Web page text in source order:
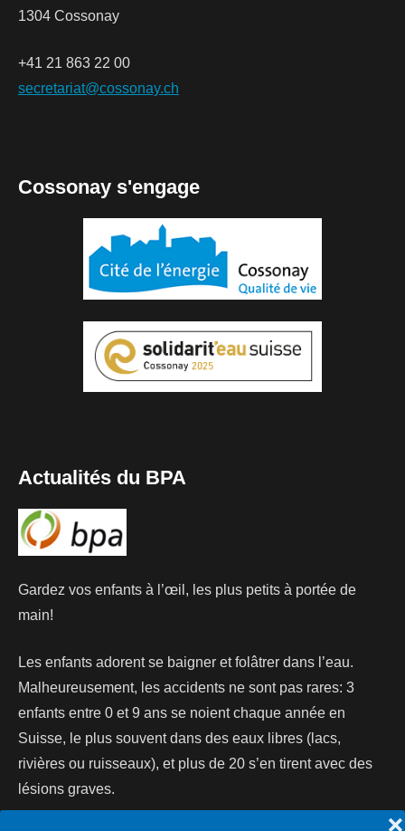
❌
1304 Cossonay
+41 21 863 22 00
secretariat@cossonay.ch
Cossonay s'engage
Actualités du BPA
Gardez vos enfants à l’œil, les plus petits à portée de
main!
Les enfants adorent se baigner et folâtrer dans l’eau.
Malheureusement, les accidents ne sont pas rares: 3
enfants entre 0 et 9 ans se noient chaque année en
Suisse, le plus souvent dans des eaux libres (lacs,
rivières ou ruisseaux), et plus de 20 s’en tirent avec des
lésions graves.